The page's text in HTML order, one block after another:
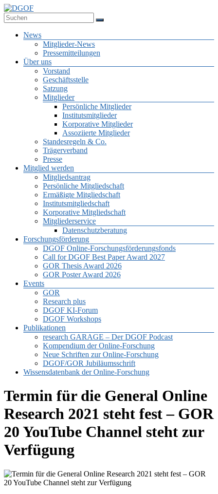
Zum
Inhalt
springen
Deutsche Gesellschaft für Online-Forschung e.V.
Menü
News
Mitglieder-News
Pressemitteilungen
Über uns
Vorstand
Geschäftsstelle
Satzung
Mitglieder
Persönliche Mitglieder
Institutsmitglieder
Korporative Mitglieder
Assoziierte Mitglieder
Standesregeln & Co.
Trägerverband
Presse
Mitglied werden
Mitgliedsantrag
Persönliche Mitgliedschaft
Ermäßigte Mitgliedschaft
Institutsmitgliedschaft
Korporative Mitgliedschaft
Mitgliederservice
Datenschutzberatung
Forschungsförderung
DGOF Online-Forschungsförderungsfonds
Call for DGOF Best Paper Award 2027
GOR Thesis Award 2026
GOR Poster Award 2026
Events
GOR
Research plus
DGOF KI-Forum
DGOF Workshops
Publikationen
research GARAGE – Der DGOF Podcast
Kompendium der Online-Forschung
Neue Schriften zur Online-Forschung
DGOF/GOR Jubiläumsschrift
Wissensdatenbank der Online-Forschung
Termin für die General Online
Research 2021 steht fest – GOR
20 YouTube Channel steht zur
Verfügung